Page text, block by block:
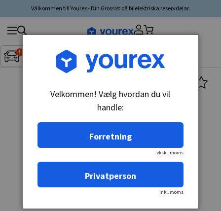
Välkommen till Yourex - Din Grossist på bilelektriska reservdelar.
Inget fordon valt▼
Søg
produkt,
producent,
Velkommen! Vælg hvordan du vil
handle:
Forretning
ekskl. moms
Privatperson
inkl. moms